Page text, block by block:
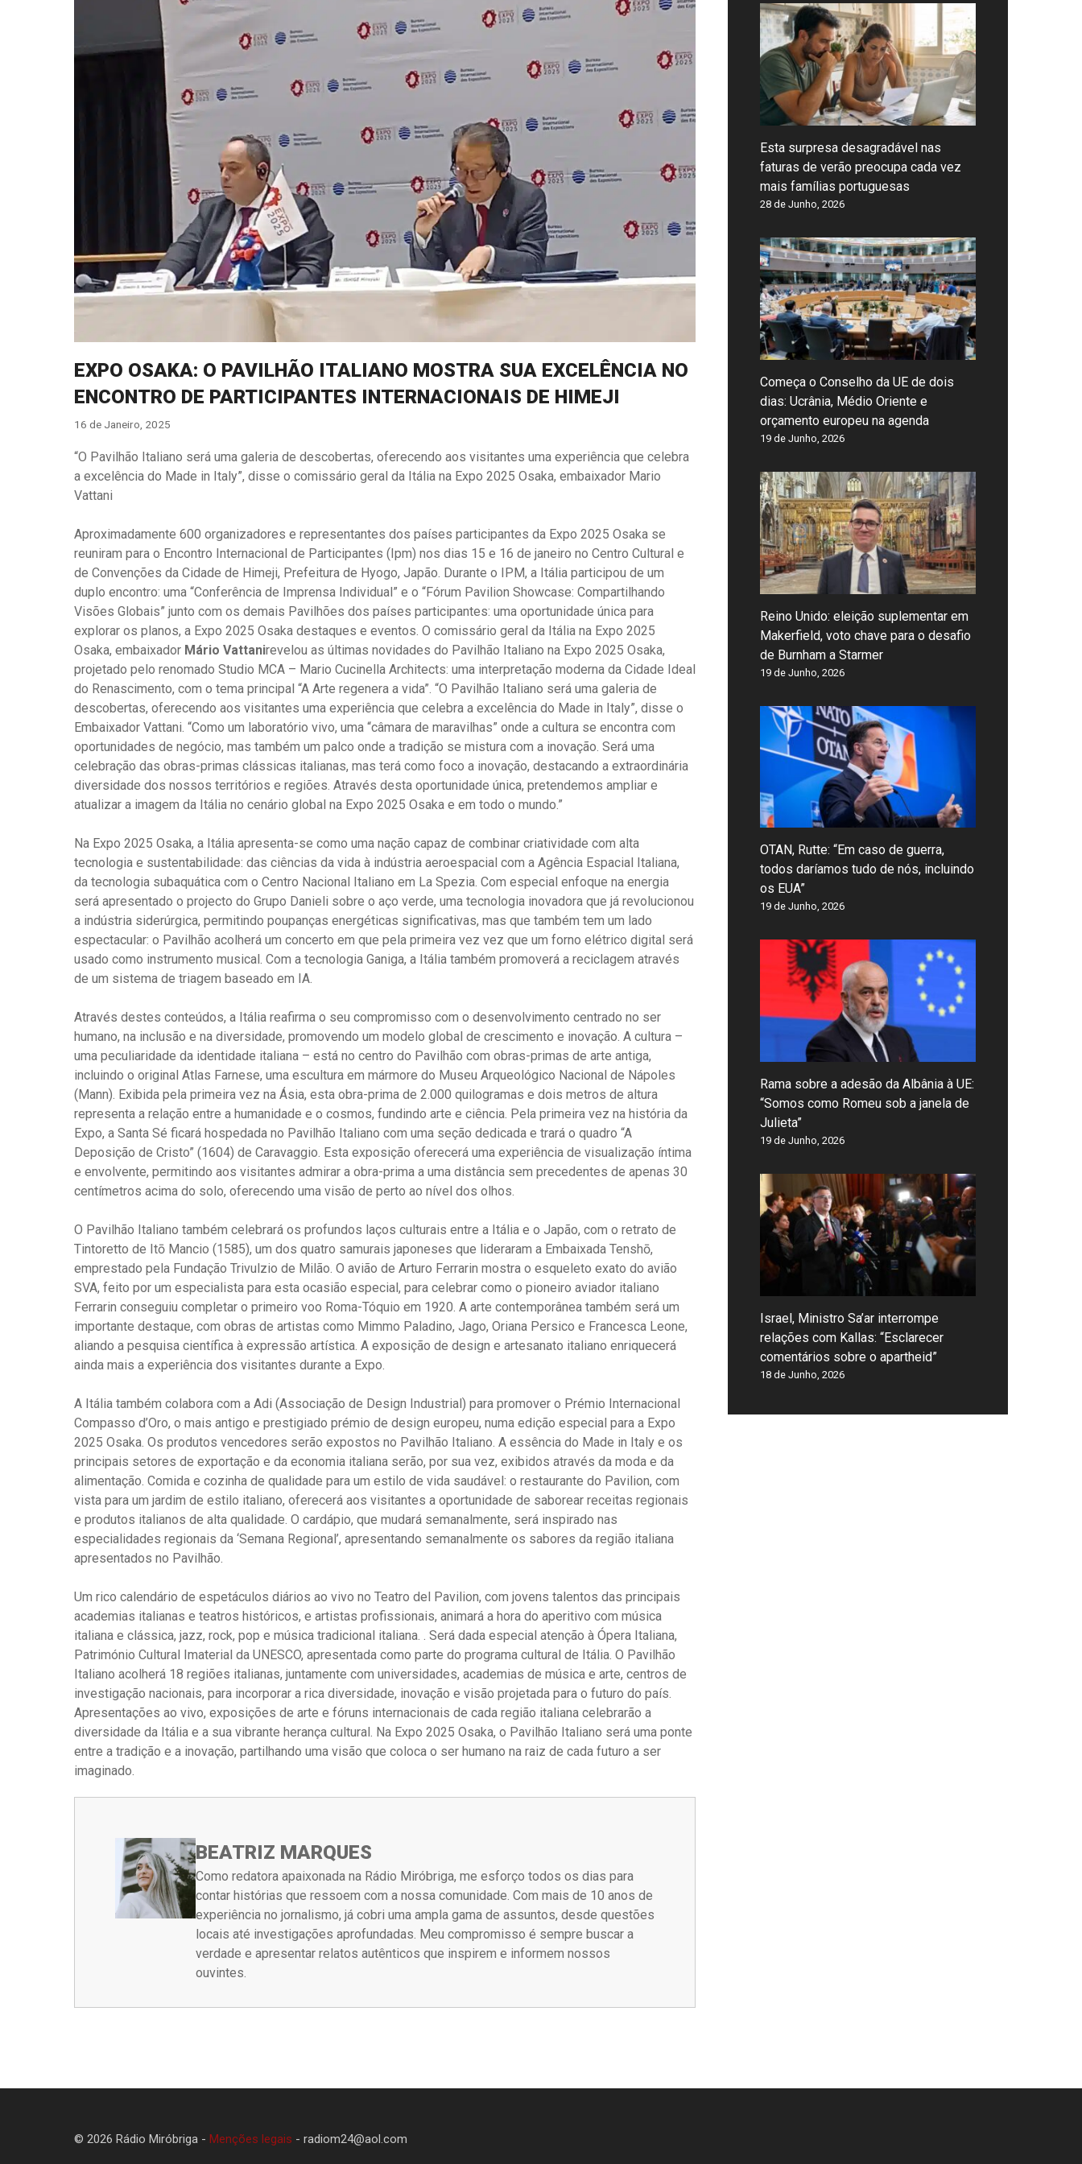
EXPO OSAKA: O PAVILHÃO ITALIANO MOSTRA SUA EXCELÊNCIA NO
ENCONTRO DE PARTICIPANTES INTERNACIONAIS DE HIMEJI
16 de Janeiro, 2025
“O Pavilhão Italiano será uma galeria de descobertas, oferecendo aos visitantes uma experiência que celebra
a excelência do Made in Italy”, disse o comissário geral da Itália na Expo 2025 Osaka, embaixador Mario
Vattani
Aproximadamente 600 organizadores e representantes dos países participantes da Expo 2025 Osaka se
reuniram para o Encontro Internacional de Participantes (Ipm) nos dias 15 e 16 de janeiro no Centro Cultural e
de Convenções da Cidade de Himeji, Prefeitura de Hyogo, Japão. Durante o IPM, a Itália participou de um
duplo encontro: uma “Conferência de Imprensa Individual” e o “Fórum Pavilion Showcase: Compartilhando
Visões Globais” junto com os demais Pavilhões dos países participantes: uma oportunidade única para
explorar os planos, a Expo 2025 Osaka destaques e eventos. O comissário geral da Itália na Expo 2025
Osaka, embaixador Mário Vattanirevelou as últimas novidades do Pavilhão Italiano na Expo 2025 Osaka,
projetado pelo renomado Studio MCA – Mario Cucinella Architects: uma interpretação moderna da Cidade Ideal
do Renascimento, com o tema principal “A Arte regenera a vida”. “O Pavilhão Italiano será uma galeria de
descobertas, oferecendo aos visitantes uma experiência que celebra a excelência do Made in Italy”, disse o
Embaixador Vattani. “Como um laboratório vivo, uma “câmara de maravilhas” onde a cultura se encontra com
oportunidades de negócio, mas também um palco onde a tradição se mistura com a inovação. Será uma
celebração das obras-primas clássicas italianas, mas terá como foco a inovação, destacando a extraordinária
diversidade dos nossos territórios e regiões. Através desta oportunidade única, pretendemos ampliar e
atualizar a imagem da Itália no cenário global na Expo 2025 Osaka e em todo o mundo.”
Na Expo 2025 Osaka, a Itália apresenta-se como uma nação capaz de combinar criatividade com alta
tecnologia e sustentabilidade: das ciências da vida à indústria aeroespacial com a Agência Espacial Italiana,
da tecnologia subaquática com o Centro Nacional Italiano em La Spezia. Com especial enfoque na energia
será apresentado o projecto do Grupo Danieli sobre o aço verde, uma tecnologia inovadora que já revolucionou
a indústria siderúrgica, permitindo poupanças energéticas significativas, mas que também tem um lado
espectacular: o Pavilhão acolherá um concerto em que pela primeira vez vez que um forno elétrico digital será
usado como instrumento musical. Com a tecnologia Ganiga, a Itália também promoverá a reciclagem através
de um sistema de triagem baseado em IA.
Através destes conteúdos, a Itália reafirma o seu compromisso com o desenvolvimento centrado no ser
humano, na inclusão e na diversidade, promovendo um modelo global de crescimento e inovação. A cultura –
uma peculiaridade da identidade italiana – está no centro do Pavilhão com obras-primas de arte antiga,
incluindo o original Atlas Farnese, uma escultura em mármore do Museu Arqueológico Nacional de Nápoles
(Mann). Exibida pela primeira vez na Ásia, esta obra-prima de 2.000 quilogramas e dois metros de altura
representa a relação entre a humanidade e o cosmos, fundindo arte e ciência. Pela primeira vez na história da
Expo, a Santa Sé ficará hospedada no Pavilhão Italiano com uma seção dedicada e trará o quadro “A
Deposição de Cristo” (1604) de Caravaggio. Esta exposição oferecerá uma experiência de visualização íntima
e envolvente, permitindo aos visitantes admirar a obra-prima a uma distância sem precedentes de apenas 30
centímetros acima do solo, oferecendo uma visão de perto ao nível dos olhos.
O Pavilhão Italiano também celebrará os profundos laços culturais entre a Itália e o Japão, com o retrato de
Tintoretto de Itō Mancio (1585), um dos quatro samurais japoneses que lideraram a Embaixada Tenshō, ​​
emprestado pela Fundação Trivulzio de Milão. O avião de Arturo Ferrarin mostra o esqueleto exato do avião
SVA, feito por um especialista para esta ocasião especial, para celebrar como o pioneiro aviador italiano
Ferrarin conseguiu completar o primeiro voo Roma-Tóquio em 1920. A arte contemporânea também será um
importante destaque, com obras de artistas como Mimmo Paladino, Jago, Oriana Persico e Francesca Leone,
aliando a pesquisa científica à expressão artística. A exposição de design e artesanato italiano enriquecerá
ainda mais a experiência dos visitantes durante a Expo.
A Itália também colabora com a Adi (Associação de Design Industrial) para promover o Prémio Internacional
Compasso d’Oro, o mais antigo e prestigiado prémio de design europeu, numa edição especial para a Expo
2025 Osaka. Os produtos vencedores serão expostos no Pavilhão Italiano. A essência do Made in Italy e os
principais setores de exportação e da economia italiana serão, por sua vez, exibidos através da moda e da
alimentação. Comida e cozinha de qualidade para um estilo de vida saudável: o restaurante do Pavilion, com
vista para um jardim de estilo italiano, oferecerá aos visitantes a oportunidade de saborear receitas regionais
e produtos italianos de alta qualidade. O cardápio, que mudará semanalmente, será inspirado nas
especialidades regionais da ‘Semana Regional’, apresentando semanalmente os sabores da região italiana
apresentados no Pavilhão.
Um rico calendário de espetáculos diários ao vivo no Teatro del Pavilion, com jovens talentos das principais
academias italianas e teatros históricos, e artistas profissionais, animará a hora do aperitivo com música
italiana e clássica, jazz, rock, pop e música tradicional italiana. . Será dada especial atenção à Ópera Italiana,
Património Cultural Imaterial da UNESCO, apresentada como parte do programa cultural de Itália. O Pavilhão
Italiano acolherá 18 regiões italianas, juntamente com universidades, academias de música e arte, centros de
investigação nacionais, para incorporar a rica diversidade, inovação e visão projetada para o futuro do país.
Apresentações ao vivo, exposições de arte e fóruns internacionais de cada região italiana celebrarão a
diversidade da Itália e a sua vibrante herança cultural. Na Expo 2025 Osaka, o Pavilhão Italiano será uma ponte
entre a tradição e a inovação, partilhando uma visão que coloca o ser humano na raiz de cada futuro a ser
imaginado.
BEATRIZ MARQUES
Como redatora apaixonada na Rádio Miróbriga, me esforço todos os dias para
contar histórias que ressoem com a nossa comunidade. Com mais de 10 anos de
experiência no jornalismo, já cobri uma ampla gama de assuntos, desde questões
locais até investigações aprofundadas. Meu compromisso é sempre buscar a
verdade e apresentar relatos autênticos que inspirem e informem nossos
ouvintes.
Esta surpresa desagradável nas
faturas de verão preocupa cada vez
mais famílias portuguesas
28 de Junho, 2026
Começa o Conselho da UE de dois
dias: Ucrânia, Médio Oriente e
orçamento europeu na agenda
19 de Junho, 2026
Reino Unido: eleição suplementar em
Makerfield, voto chave para o desafio
de Burnham a Starmer
19 de Junho, 2026
OTAN, Rutte: “Em caso de guerra,
todos daríamos tudo de nós, incluindo
os EUA”
19 de Junho, 2026
Rama sobre a adesão da Albânia à UE:
“Somos como Romeu sob a janela de
Julieta”
19 de Junho, 2026
Israel, Ministro Sa’ar interrompe
relações com Kallas: “Esclarecer
comentários sobre o apartheid”
18 de Junho, 2026
© 2026 Rádio Miróbriga - Menções legais - radiom24@aol.com